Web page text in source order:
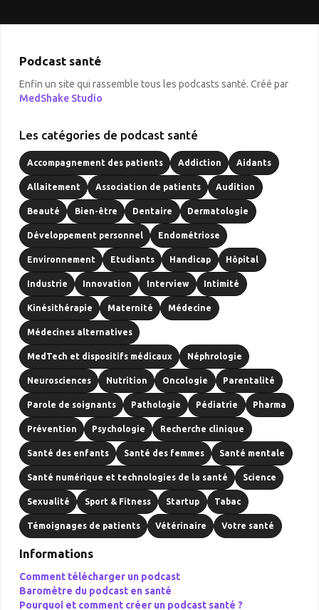
Podcast santé
Enfin un site qui rassemble tous les podcasts santé. Créé par
MedShake Studio
Les catégories de podcast santé
Accompagnement des patients Addiction Aidants
Allaitement Association de patients Audition
Beauté Bien-être Dentaire Dermatologie
Développement personnel Endométriose
Environnement Etudiants Handicap Hôpital
Industrie Innovation Interview Intimité
Kinésithérapie Maternité Médecine
Médecines alternatives
MedTech et dispositifs médicaux Néphrologie
Neurosciences Nutrition Oncologie Parentalité
Parole de soignants Pathologie Pédiatrie Pharma
Prévention Psychologie Recherche clinique
Santé des enfants Santé des femmes Santé mentale
Santé numérique et technologies de la santé Science
Sexualité Sport & Fitness Startup Tabac
Témoignages de patients Vétérinaire Votre santé
Informations
Comment télécharger un podcast
Baromètre du podcast en santé
Pourquoi et comment créer un podcast santé ?